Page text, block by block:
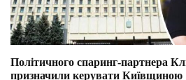
Політичного спаринг-партнера
призначили керувати Київщиною